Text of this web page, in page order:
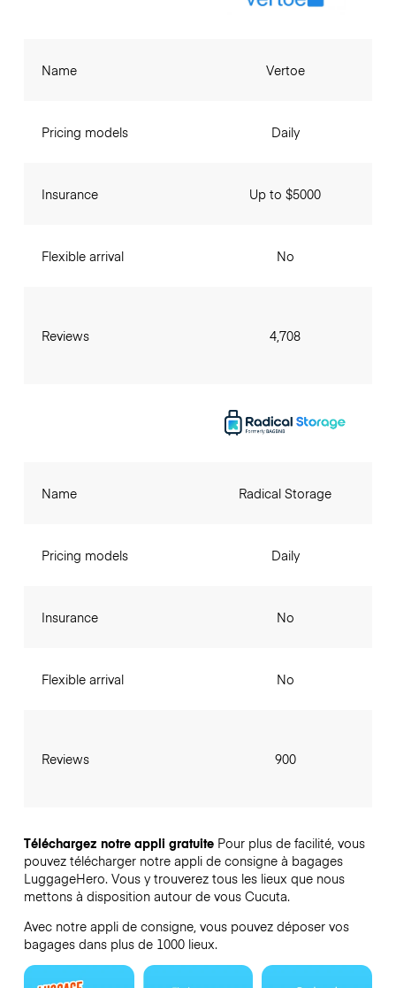
Name
Pricing models
Insurance
Flexible arrival
Reviews
Vertoe
Daily
Up to $5000
No
4,708
Name
Pricing models
Insurance
Flexible arrival
Reviews
Radical Storage
Daily
No
No
900
Téléchargez notre appli gratuite Pour plus de facilité, vous
pouvez télécharger notre appli de consigne à bagages
LuggageHero. Vous y trouverez tous les lieux que nous
mettons à disposition autour de vous Cucuta.
Avec notre appli de consigne, vous pouvez déposer vos
bagages dans plus de 1000 lieux.